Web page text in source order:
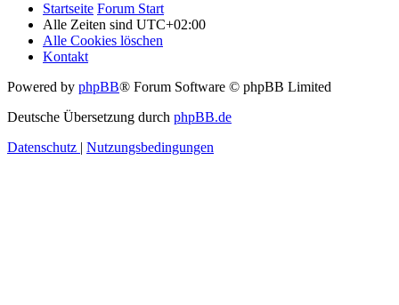
Startseite Forum Start
Alle Zeiten sind UTC+02:00
Alle Cookies löschen
Kontakt
Powered by phpBB® Forum Software © phpBB Limited
Deutsche Übersetzung durch phpBB.de
Datenschutz | Nutzungsbedingungen